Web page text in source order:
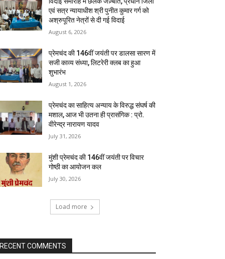
एवं सत्र न्यायाधीश श्री पुनीत कुमार गर्ग को
अश्रुपूरित नेत्रों से दी गई विदाई
August 6, 2026
प्रेमचंद की 146वीं जयंती पर डालसा सारण में
सजी काव्य संध्या, लिटरेरी क्लब का हुआ
शुभारंभ
August 1, 2026
प्रेमचंद का साहित्य अन्याय के विरुद्ध संघर्ष की
मशाल, आज भी उतना ही प्रासंगिक : प्रो.
वीरेन्द्र नारायण यादव
July 31, 2026
मुंशी प्रेमचंद की 146वीं जयंती पर विचार
गोष्ठी का आयोजन कल
July 30, 2026
Load more
RECENT COMMENTS